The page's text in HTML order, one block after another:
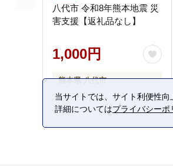
八代市 令和8年熊本地震 災
害支援【返礼品なし】
1,000円
熊本県 八代市
当サイトでは、サイト利便性
詳細についてはプライバシーポ